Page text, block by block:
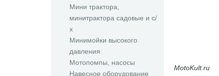
Мини трактора,
минитрактора садовые и с/
х
Минимойки высокого
давления
Мотопомпы, насосы
Навесное оборудование
MotoKult.ru